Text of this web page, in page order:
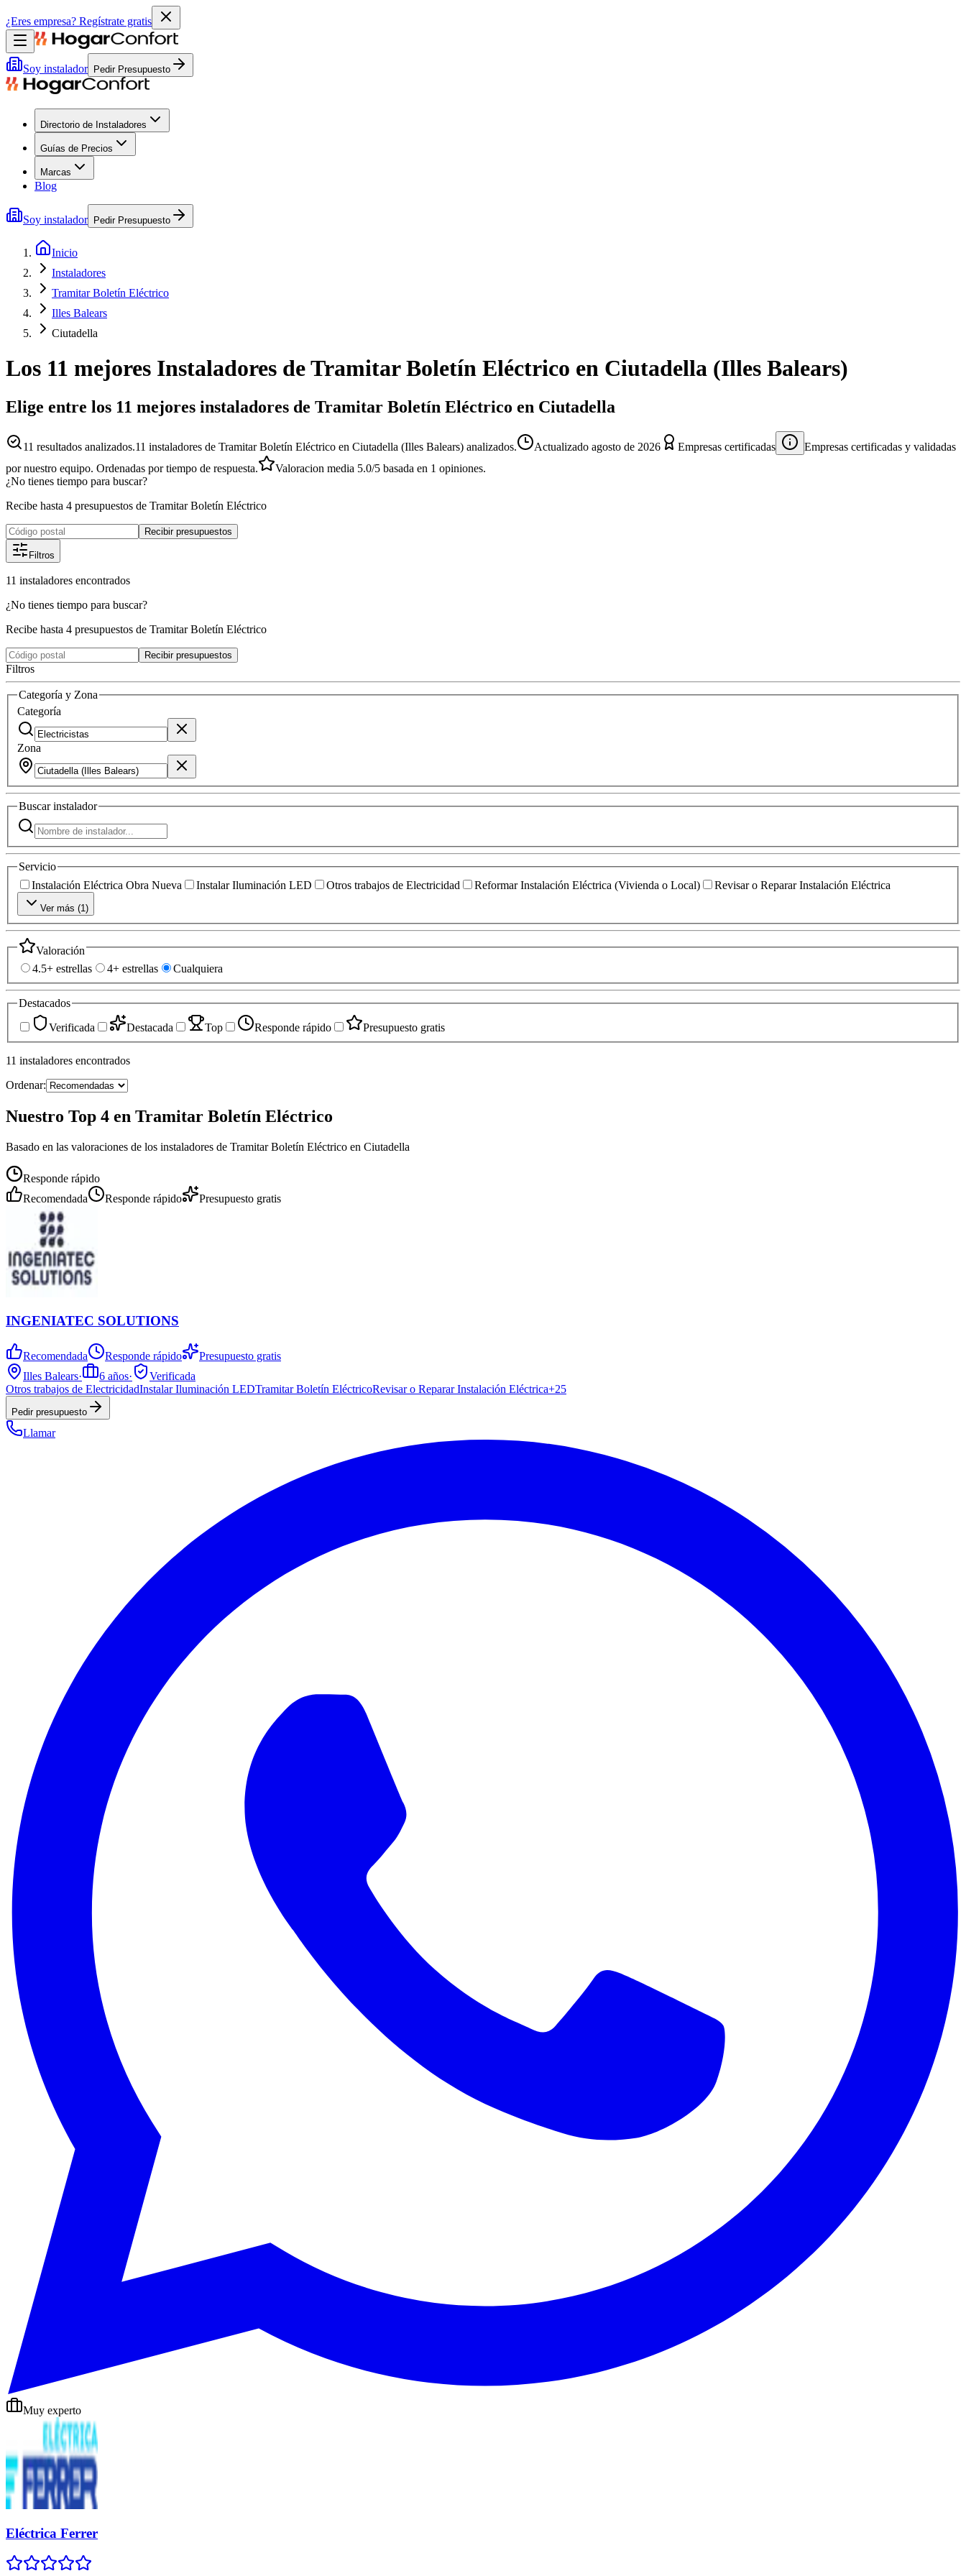
¿Eres empresa? Regístrate gratis
Soy instalador Pedir Presupuesto
Directorio de Instaladores
Guías de Precios
Marcas
Blog
Soy instalador Pedir Presupuesto
Inicio
Instaladores
Tramitar Boletín Eléctrico
Illes Balears
Ciutadella
Los 11 mejores Instaladores deTramitar Boletín Eléctrico en Ciutadella (Illes Balears)
Elige entre los 11 mejores instaladores de Tramitar Boletín Eléctrico en Ciutadella
11 resultados analizados.11 instaladores de Tramitar Boletín Eléctrico en Ciutadella (Illes Balears) analizados. Actualizado agosto de 2026 Empresas certificadas
Empresas certificadas y validadas
por nuestro equipo. Ordenadas por tiempo de respuesta.
Valoracion media 5.0/5 basada en 1 opiniones.
¿No tienes tiempo para buscar?
Recibe hasta 4 presupuestos de Tramitar Boletín Eléctrico
Recibir presupuestos
Filtros
11 instaladores encontrados
¿No tienes tiempo para buscar?
Recibe hasta 4 presupuestos de Tramitar Boletín Eléctrico
Recibir presupuestos
Filtros
Categoría y Zona
Categoría
Zona
Buscarinstalador
Servicio
Instalación Eléctrica Obra Nueva
Instalar Iluminación LED Otros trabajos de Electricidad Reformar Instalación Eléctrica (Vivienda o Local) Revisar o Reparar Instalación Eléctrica
Ver más (1)
Valoración
4.5+ estrellas
4+ estrellas Cualquiera
Destacados
Verificada
Destacada Top Responde rápido Presupuesto gratis
11 instaladores encontrados
Ordenar:
Nuestro Top 4 en Tramitar Boletín Eléctrico
Basado en las valoraciones de los instaladores de Tramitar Boletín Eléctrico en Ciutadella
Responde rápido
Recomendada
Responde rápido Presupuesto gratis
INGENIATEC SOLUTIONS
Recomendada Responde rápido
Presupuesto gratis
Illes Balears· 6 años·
Verificada
Otros trabajos de ElectricidadInstalar Iluminación LEDTramitar Boletín EléctricoRevisar o Reparar Instalación Eléctrica+25
Pedir presupuesto
Llamar
Muy experto
Eléctrica Ferrer